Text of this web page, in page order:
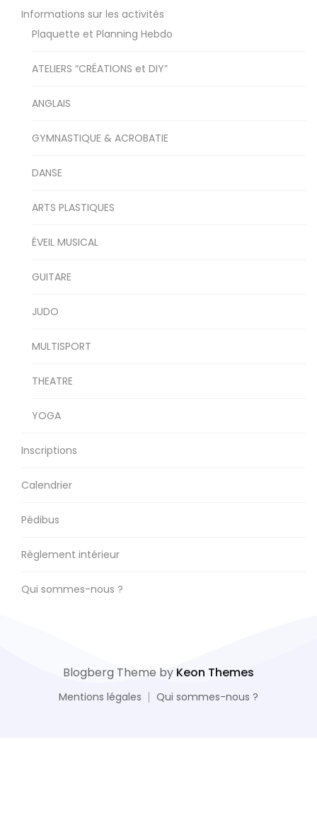
Informations sur les activités
Plaquette et Planning Hebdo
ATELIERS “CRÉATIONS et DIY”
ANGLAIS
GYMNASTIQUE & ACROBATIE
DANSE
ARTS PLASTIQUES
ÉVEIL MUSICAL
GUITARE
JUDO
MULTISPORT
THEATRE
YOGA
Inscriptions
Calendrier
Pédibus
Règlement intérieur
Qui sommes-nous ?
Blogberg Theme by Keon Themes
Mentions légales Qui sommes-nous ?